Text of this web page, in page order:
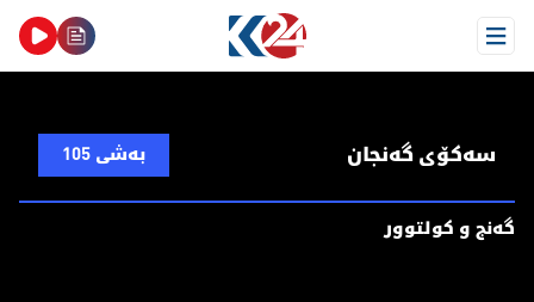
Open Menu
سەکۆی گەنجان بەشی 105
گەنج و کولتوور